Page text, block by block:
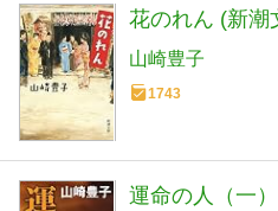
花のれん (新潮
山崎豊子
1743
運命の人（一